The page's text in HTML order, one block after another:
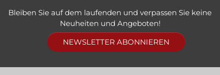
Bleiben Sie auf dem laufenden und verpassen Sie keine
Neuheiten und Angeboten!
NEWSLETTER ABONNIEREN